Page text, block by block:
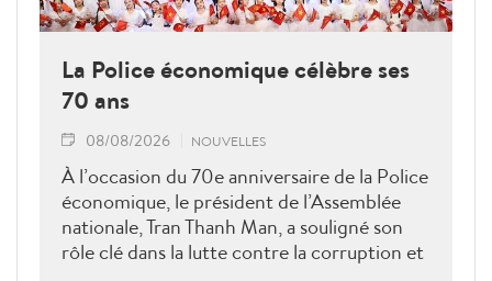
La Police économique célèbre ses
70 ans
08/08/2026 NOUVELLES
À l’occasion du 70e anniversaire de la Police
économique, le président de l’Assemblée
nationale, Tran Thanh Man, a souligné son
rôle clé dans la lutte contre la corruption et